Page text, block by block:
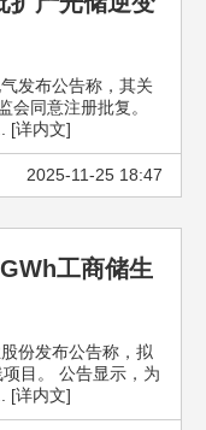
发布公告称，其关
会同意注册批复。
[详内文]
2025-11-25 18:47
工商储生
份发布公告称，拟
目。 公告显示，为
[详内文]